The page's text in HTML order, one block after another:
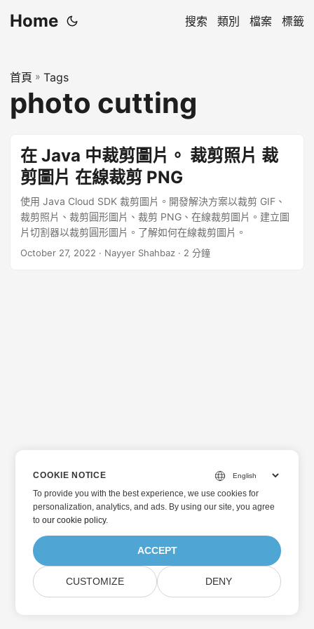
Home 搜索 類別 檔案 標籤
首頁 » Tags
photo cutting
在 Java 中裁剪圖片。 裁剪照片 裁
剪圖片 在線裁剪 PNG
使用 Java Cloud SDK 裁剪圖片。開發解決方案以裁剪 GIF、
裁剪照片、裁剪圓形圖片、裁剪 PNG、在線裁剪圖片。建立圖
片切割器以裁剪圓形圖片。了解如何在線裁剪圖片。
October 27, 2022 · Nayyer Shahbaz · 2 分鐘
COOKIE NOTICE
To provide you with the best experience, we use cookies for
personalization, analytics, and ads. By using our site, you agree
toour cookie policy.
ACCEPT
CUSTOMIZE DENY